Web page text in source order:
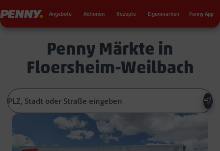
Penny Angebote Aktionen Rezepte Eigenmarken Penny App
Penny Märkte in
Floersheim-Weilbach